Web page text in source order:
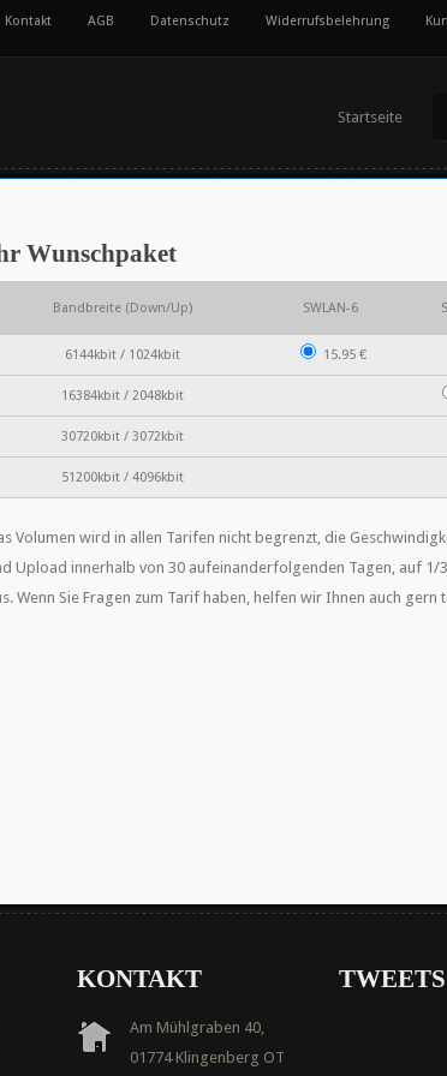
Kontakt AGB Datenschutz Widerrufsbelehrung
Startseite
Wunschpaket
Bandbreite (Down/Up) SWLAN-6
6144kbit / 1024kbit 15.95 €
16384kbit / 2048kbit
30720kbit / 3072kbit
51200kbit / 4096kbit
Volumen wird in allen Tarifen nicht begrenzt, die
Upload innerhalb von 30 aufeinanderfolgenden Tagen, auf 1/
Wenn Sie Fragen zum Tarif haben, helfen wir Ihnen auch gern
KONTAKT
Am Mühlgraben 40,
01774 Klingenberg OT
TWEETS